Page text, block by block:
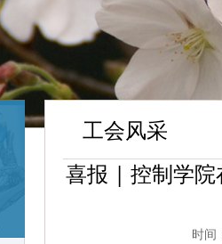
工会风采
喜报 | 控制学院
时间